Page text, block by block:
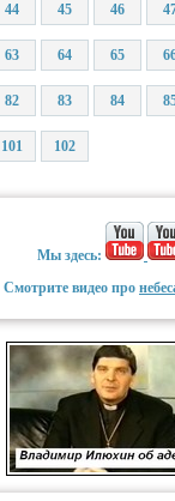
44 45 46
63 64 65
82 83 84
101 102
Мы здесь:
Смотрите видео про